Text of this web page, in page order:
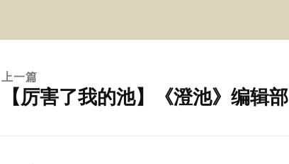
上一篇
文
【厉害了我的池】《澄池》编辑